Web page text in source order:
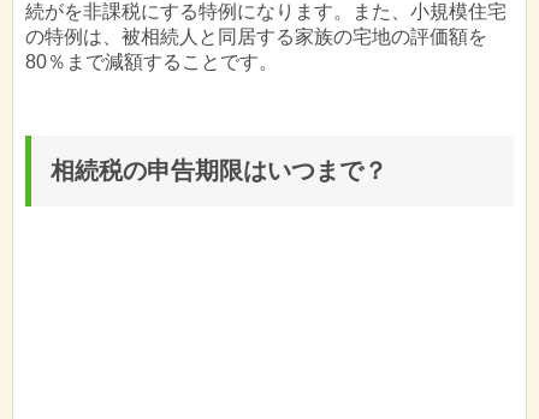
続がを非課税にする特例になります。また、小規模住宅
の特例は、被相続人と同居する家族の宅地の評価額を
80％まで減額することです。
相続税の申告期限はいつまで？